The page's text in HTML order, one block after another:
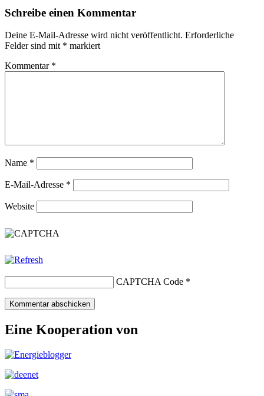
Schreibe einen Kommentar
Deine E-Mail-Adresse wird nicht veröffentlicht. Erforderliche
Felder sind mit * markiert
Kommentar *
Name *
E-Mail-Adresse *
Website
CAPTCHA Code *
Eine Kooperation von